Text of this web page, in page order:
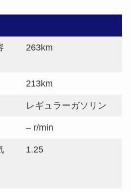
263km
213km
レギュラーガソリン
– r/min
1.25